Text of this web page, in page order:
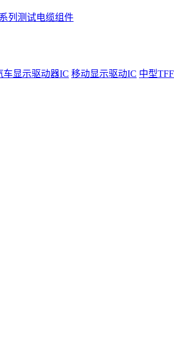
列测试电缆组件
车显示驱动器IC 移动显示驱动IC 中型